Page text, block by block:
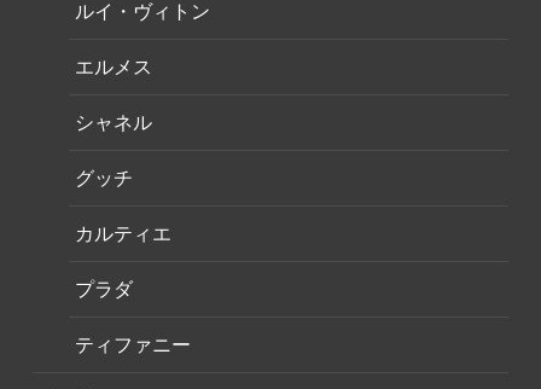
ルイ・ヴィトン
エルメス
シャネル
グッチ
カルティエ
プラダ
ティファニー